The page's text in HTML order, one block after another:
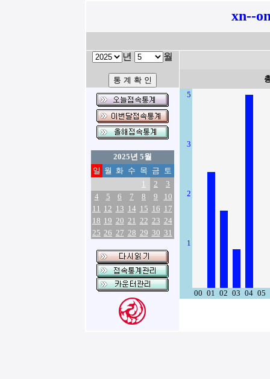
xn--
년 월
2025년 5월
일 월 화 수 목 금 토
1
2
3
4
5 6 7 8 9
10
11 12 13 14 15 16 17
18 19 20 21 22 23 24
25 26 27 28 29 30 31
5
3
2
1
00 01 02 03 04 05